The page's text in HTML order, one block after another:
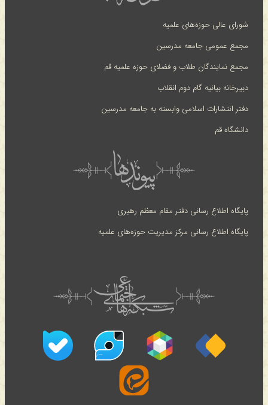
شورای عالی حوزه‌های علمیه
مجمع عمومی جامعه مدرسین
مجمع نمایندگان طلاب و فضلای حوزه علمیه قم
دبیرخانه بیانیه گام دوم انقلاب
دفتر انتشارات اسلامی وابسته به جامعه مدرسین
دانشگاه قم
پایگاه اطلاع رسانی دفتر مقام معظم رهبری
پایگاه اطلاع رسانی مرکز مدیریت حوزه‌های علمیه